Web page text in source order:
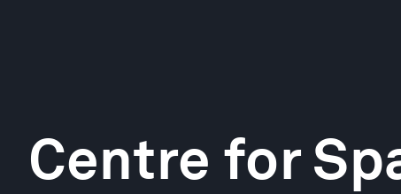
Centre for